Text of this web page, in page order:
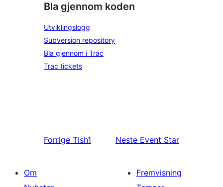
Bla gjennom koden
Utviklingslogg
Subversion repository
Bla gjennom i Trac
Trac tickets
Forrige Tish1 Neste Event Star
Om
Fremvisning